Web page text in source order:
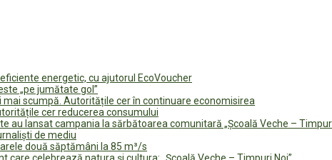
energetic, cu ajutorul EcoVoucher
„pe jumătate gol”
scumpă. Autoritățile cer în continuare economisirea
cer reducerea consumului
au lansat campania la sărbătoarea comunitară „Școală Veche –
de mediu
două săptămâni la 85 m³/s
celebrează natura și cultura: „Școală Veche – Timpuri Noi”